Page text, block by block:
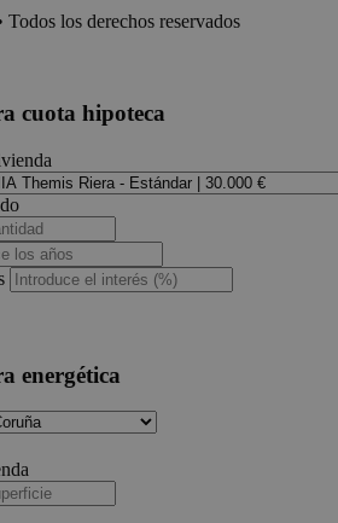
Todos los derechos reservados
cuota hipoteca
energética